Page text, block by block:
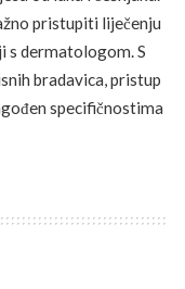
pristupiti liječenju
s dermatologom. S
bradavica, pristup
specifičnostima